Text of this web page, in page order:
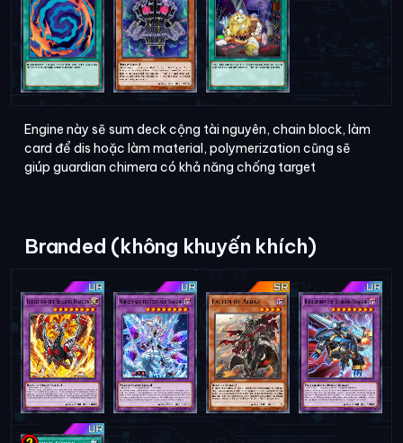
Engine này sẽ sum deck cộng tài nguyên, chain block, làm
card để dis hoặc làm material, polymerization cũng sẽ
giúp guardian chimera có khả năng chống target
Branded (không khuyến khích)